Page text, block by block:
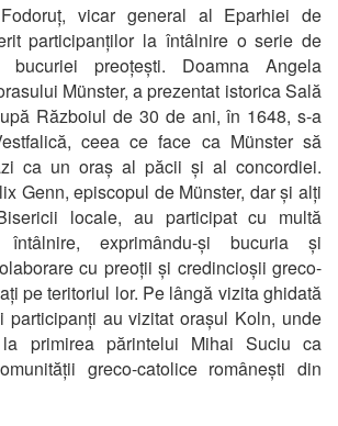
vicar general al Eparhiei de
participanților la întâlnire o serie de
bucuriei preoțești. Doamna Angela
Münster, a prezentat istorica Sală
Războiul de 30 de ani, în 1648, s-a
ceea ce face ca Münster să
ca un oraș al păcii și al concordiei.
Genn, episcopul de Münster, dar și alți
locale, au participat cu multă
exprimându-și bucuria și
cu preoții și credincioșii greco-
pe teritoriul lor. Pe lângă vizita ghidată
participanți au vizitat orașul Koln, unde
primirea părintelui Mihai Suciu ca
greco-catolice românești din